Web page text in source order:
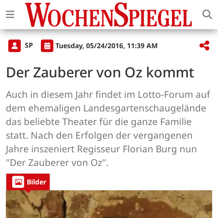
SP Tuesday, 05/24/2016, 11:39 AM
Der Zauberer von Oz kommt
Auch in diesem Jahr findet im Lotto-Forum auf
dem ehemaligen Landesgartenschaugelände
das beliebte Theater für die ganze Familie
statt. Nach den Erfolgen der vergangenen
Jahre inszeniert Regisseur Florian Burg nun
"Der Zauberer von Oz".
Bilder